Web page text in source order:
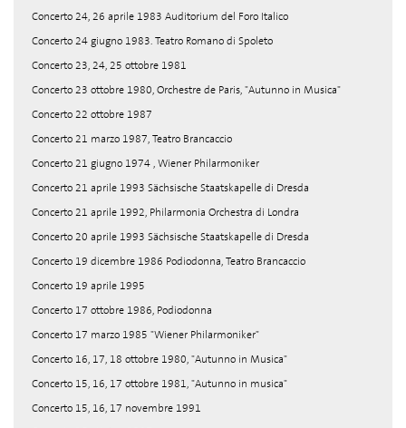
Concerto 24, 26 aprile 1983 Auditorium del Foro Italico
Concerto 24 giugno 1983. Teatro Romano di Spoleto
Concerto 23, 24, 25 ottobre 1981
Concerto 23 ottobre 1980, Orchestre de Paris, "Autunno in Musica"
Concerto 22 ottobre 1987
Concerto 21 marzo 1987, Teatro Brancaccio
Concerto 21 giugno 1974 , Wiener Philarmoniker
Concerto 21 aprile 1993 Sächsische Staatskapelle di Dresda
Concerto 21 aprile 1992, Philarmonia Orchestra di Londra
Concerto 20 aprile 1993 Sächsische Staatskapelle di Dresda
Concerto 19 dicembre 1986 Podiodonna, Teatro Brancaccio
Concerto 19 aprile 1995
Concerto 17 ottobre 1986, Podiodonna
Concerto 17 marzo 1985 "Wiener Philarmoniker"
Concerto 16, 17, 18 ottobre 1980, "Autunno in Musica"
Concerto 15, 16, 17 ottobre 1981, "Autunno in musica"
Concerto 15, 16, 17 novembre 1991